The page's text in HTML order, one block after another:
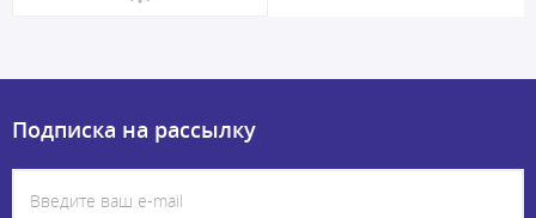
Подписка на рассылку